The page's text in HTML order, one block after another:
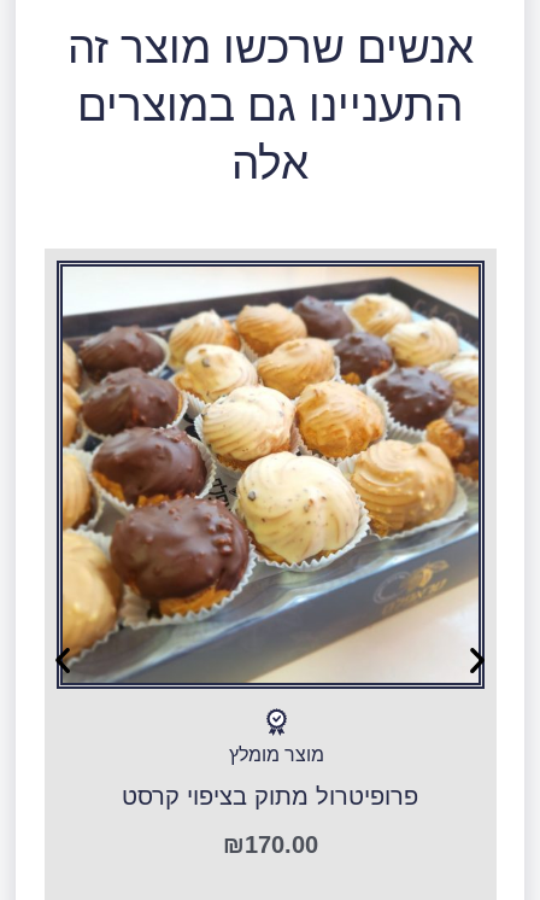
אנשים שרכשו מוצר זה
התעניינו גם במוצרים
אלה
מוצר מומלץ
פרופיטרול מתוק בציפוי קרסט
₪170.00